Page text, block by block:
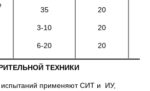
35
3-10
6-20
20
20
20
ТЕХНИКИ
применяют СИТ и ИУ,